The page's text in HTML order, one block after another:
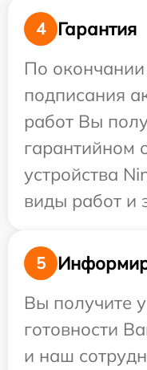
4
Гарантия
По
подписания
работ Вы
гарантийном
устройства
виды работ и
5
Вы получите
готовности
и наш